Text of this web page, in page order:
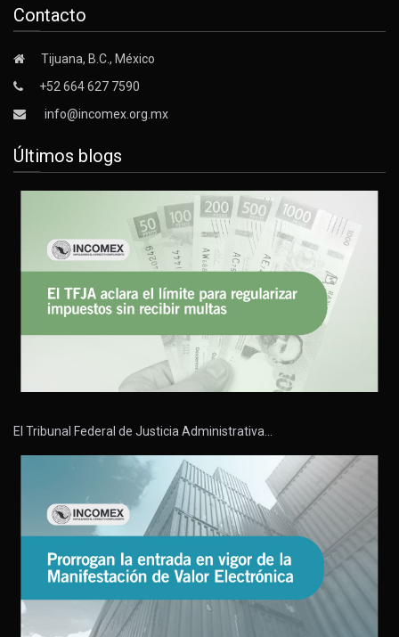
Contacto
Tijuana, B.C., México
+52 664 627 7590
info@incomex.org.mx
Últimos blogs
El Tribunal Federal de Justicia Administrativa…